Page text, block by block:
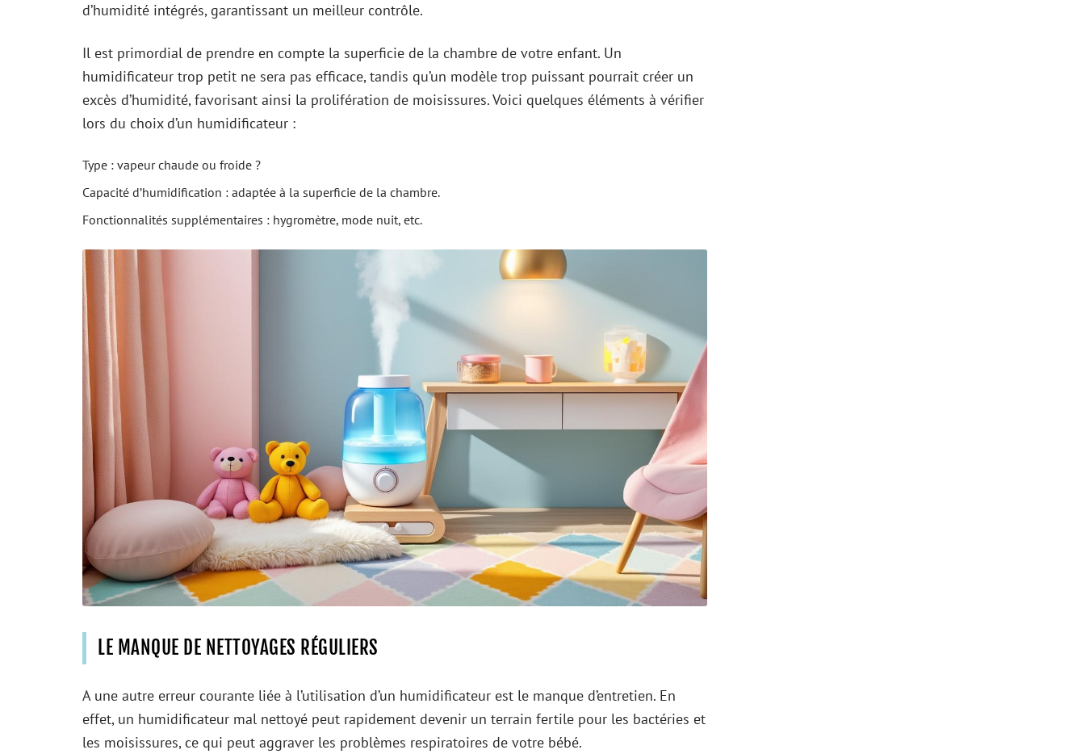
d’humidité intégrés, garantissant un meilleur contrôle.
Il est primordial de prendre en compte la superficie de la chambre de votre enfant. Un
humidificateur trop petit ne sera pas efficace, tandis qu’un modèle trop puissant pourrait créer un
excès d’humidité, favorisant ainsi la prolifération de moisissures. Voici quelques éléments à vérifier
lors du choix d’un humidificateur :
Type : vapeur chaude ou froide ?
Capacité d’humidification : adaptée à la superficie de la chambre.
Fonctionnalités supplémentaires : hygromètre, mode nuit, etc.
LE MANQUE DE NETTOYAGES RÉGULIERS
A une autre erreur courante liée à l’utilisation d’un humidificateur est le manque d’entretien. En
effet, un humidificateur mal nettoyé peut rapidement devenir un terrain fertile pour les bactéries et
les moisissures, ce qui peut aggraver les problèmes respiratoires de votre bébé.